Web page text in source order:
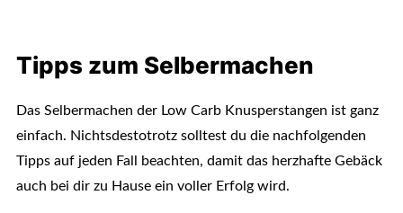
Tipps zum Selbermachen
Das Selbermachen der Low Carb Knusperstangen ist ganz
einfach. Nichtsdestotrotz solltest du die nachfolgenden
Tipps auf jeden Fall beachten, damit das herzhafte Gebäck
auch bei dir zu Hause ein voller Erfolg wird.